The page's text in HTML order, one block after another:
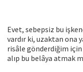
Evet, sebepsiz bu
vardır ki, uzaktan ona
risâle gönderdiğim
alıp bu belâya atmak